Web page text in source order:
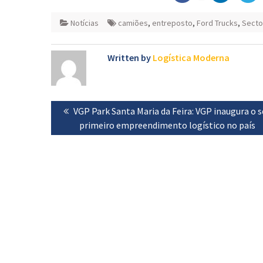
Notícias camiões, entreposto, Ford Trucks,
Written by Logística Moderna
Navegação
de
artigos
Previous
post:
VGP Park Santa Maria da Feira: VGP inaugura o
primeiro empreendimento logístico no país